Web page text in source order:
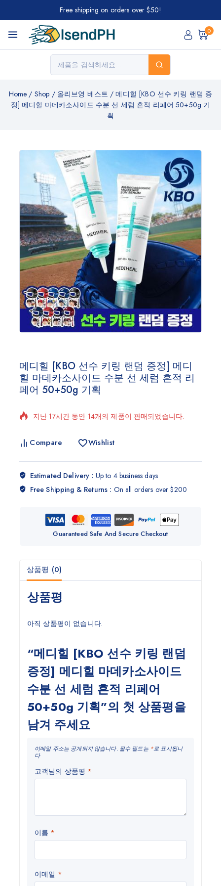
Free shipping on orders over $50!
0
Home / Shop / 올리브영 베스트 / 메디힐 [KBO 선수 키링 랜덤 증
정] 메디힐 마데카소사이드 수분 선 세럼 흔적 리페어 50+50g 기
획
메디힐 [KBO 선수 키링 랜덤 증정] 메디
힐 마데카소사이드 수분 선 세럼 흔적 리
페어 50+50g 기획
지난 17시간 동안 14개의 제품이 판매되었습니다.
빠르게 판매 중! 8명 이상이 장바구니에 담았습니다.
Compare Wishlist
Estimated Delivery : Up to 4 business days
Free Shipping & Returns : On all orders over $200
Guaranteed Safe And Secure Checkout
상품평 (0)
상품평
아직 상품평이 없습니다.
“메디힐 [KBO 선수 키링 랜덤
증정] 메디힐 마데카소사이드
수분 선 세럼 흔적 리페어
50+50g 기획”의 첫 상품평을
남겨 주세요
이메일 주소는 공개되지 않습니다. 필수 필드는 *로 표시됩니
다
고객님의 상품평 *
이름 *
이메일 *